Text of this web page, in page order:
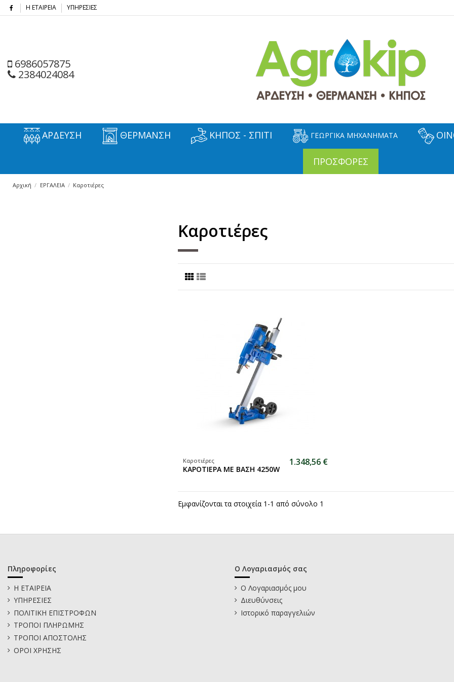
Η ΕΤΑΙΡΕΙΑ ΥΠΗΡΕΣΙΕΣ
6986057875
2384024084
ΑΡΔΕΥΣΗ ΘΕΡΜΑΝΣΗ ΚΗΠΟΣ - ΣΠΙΤΙ ΓΕΩΡΓΙΚΑ ΜΗΧΑΝΗΜΑΤΑ
ΠΡΟΣΦΟΡΕΣ
Αρχική ΕΡΓΑΛΕΙΑ Καροτιέρες
Καροτιέρες
Καροτιέρες
ΚΑΡΟΤΙΕΡΑ ΜΕ ΒΑΣΗ 4250W
1.348,56 €
Εμφανίζονται τα στοιχεία 1-1 από σύνολο 1
Πληροφορίες
Η ΕΤΑΙΡΕΙΑ
ΥΠΗΡΕΣΙΕΣ
ΠΟΛΙΤΙΚΗ ΕΠΙΣΤΡΟΦΩΝ
ΤΡΟΠΟΙ ΠΛΗΡΩΜΗΣ
ΤΡΟΠΟΙ ΑΠΟΣΤΟΛΗΣ
ΟΡΟΙ ΧΡΗΣΗΣ
Ο Λογαριασμός σας
Ο Λογαριασμός μου
Διευθύνσεις
Ιστορικό παραγγελιών